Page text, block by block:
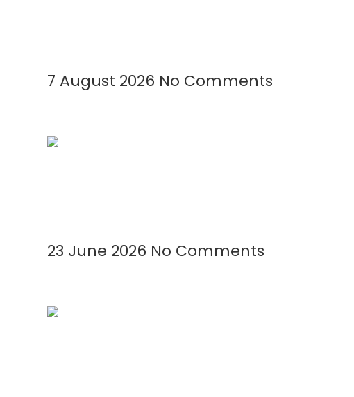
7 August 2026 No Comments
23 June 2026 No Comments